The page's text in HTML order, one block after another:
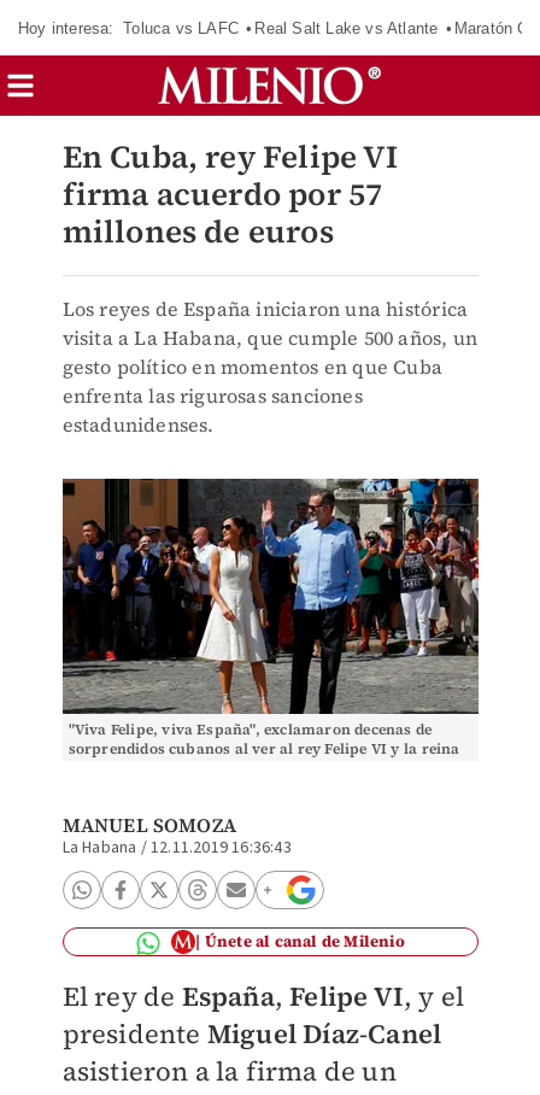
Hoy interesa: Toluca vs LAFC Real Salt Lake vs Atlante Maratón
En Cuba, rey Felipe VI
firma acuerdo por 57
millones de euros
Los reyes de España iniciaron una histórica
visita a La Habana, que cumple 500 años, un
gesto político en momentos en que Cuba
enfrenta las rigurosas sanciones
estadunidenses.
"Viva Felipe, viva España", exclamaron decenas de
sorprendidos cubanos al ver al rey Felipe VI y la reina
MANUEL SOMOZA
La Habana /12.11.2019 16:36:43
Únete al canal de Milenio
El rey de España,Felipe VI, y el
presidente Miguel Díaz-Canel
asistieron a la firma de un